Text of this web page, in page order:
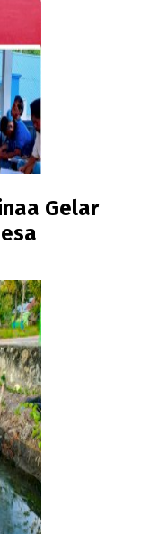
Gelar